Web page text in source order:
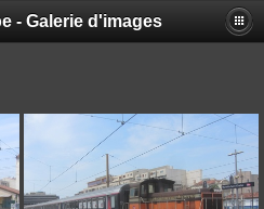
- Galerie d'images